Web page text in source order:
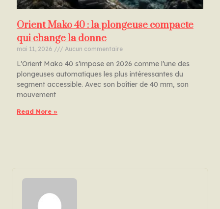
Orient Mako 40 : la plongeuse compacte
qui change la donne
mai 11, 2026 Aucun commentaire
L’Orient Mako 40 s’impose en 2026 comme l’une des
plongeuses automatiques les plus intéressantes du
segment accessible. Avec son boîtier de 40 mm, son
mouvement
Read More »